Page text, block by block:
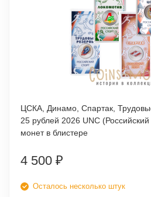
ЦСКА, Динамо, Спартак,
25 рублей 2026 UNC
монет в блистере
4 500 ₽
Осталось несколько штук